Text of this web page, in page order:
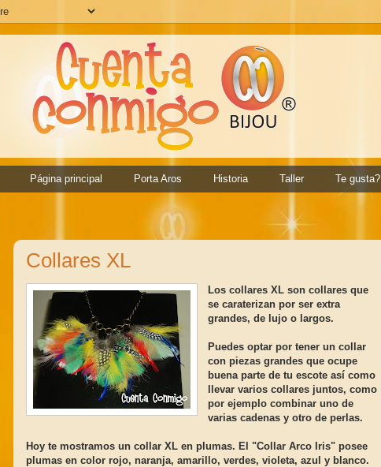
Página principal Porta Aros Historia Taller Te gusta?
Collares XL
Los collares XL son collares que
se caraterizan por ser extra
grandes, de lujo o largos.
Puedes optar por tener un collar
con piezas grandes que ocupe
buena parte de tu escote así como
llevar varios collares juntos, como
por ejemplo combinar uno de
varias cadenas y otro de perlas.
Hoy te mostramos un collar XL en plumas. El "Collar Arco Iris" posee
plumas en color rojo, naranja, amarillo, verdes, violeta, azul y blanco.